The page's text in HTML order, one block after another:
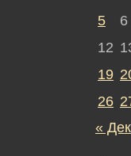
5
6
12
19
26
« Дек